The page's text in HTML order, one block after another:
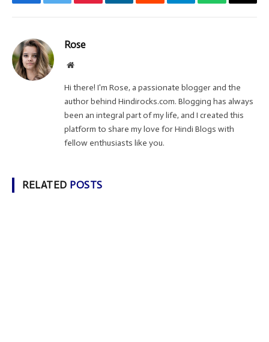
FacebookTwitterPinterestLinkedInRedditTelegramWhatsApp
Email
Rose
Website
Hi there! I'm Rose, a passionate blogger and the
author behind Hindirocks.com. Blogging has always
been an integral part of my life, and I created this
platform to share my love for Hindi Blogs with
fellow enthusiasts like you.
RELATED POSTS